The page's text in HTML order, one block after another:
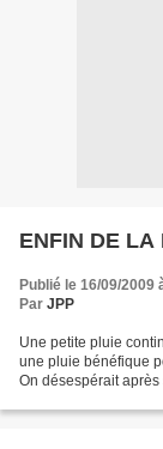
ENFIN DE
Publié le 16/09/2009
Par JPP
Une petite pluie
une pluie bénéfique
On désespérait